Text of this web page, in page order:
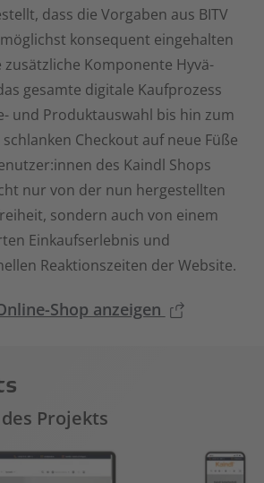
dass die Vorgaben aus BITV
möglichst konsequent eingehalten
Komponente Hyvä-
gesamte digitale Kaufprozess
und Produktauswahl bis hin zum
Checkout auf neue Füße
des Kaindl Shops
nur von der nun hergestellten
sondern auch von einem
Einkaufserlebnis und
Reaktionszeiten der Website.
Shop anzeigen
Projekts